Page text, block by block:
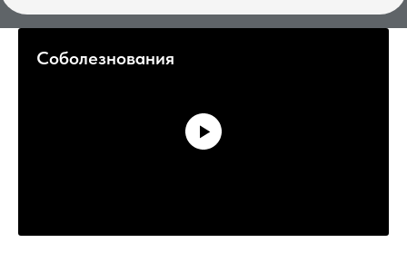
Соболезнования